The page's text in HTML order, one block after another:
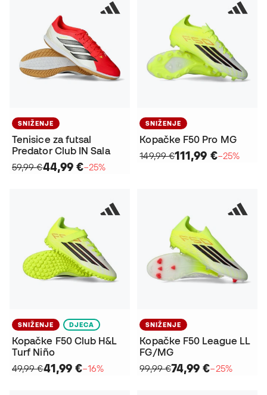
SNIŽENJE
Tenisice za futsal
Predator Club IN Sala
59,99 €44,99 €−25%
SNIŽENJE
Kopačke F50 Pro MG
149,99 €111,99 €−25%
SNIŽENJE DJECA
Kopačke F50 Club H&L
Turf Niño
49,99 €41,99 €−16%
SNIŽENJE
Kopačke F50 League LL
FG/MG
99,99 €74,99 €−25%